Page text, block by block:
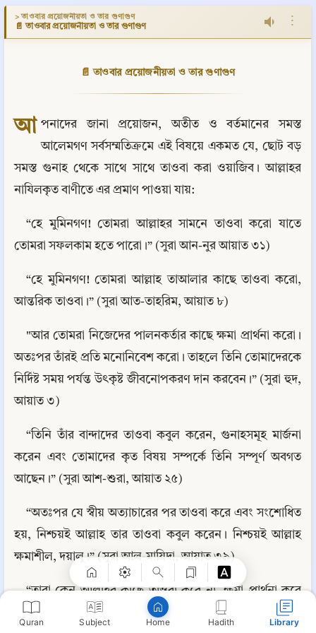
Quran Subject Home Hadith Library
> তাওবার প্রয়োজনীয়তা ও তার গুণাগুণ
📄 তাওবার প্রয়োজনীয়তা ও তার গুণাগুণ ⋮
📄 তাওবার প্রয়োজনীয়তা ও তার গুণাগুণ
আ পনাদের জানা প্রয়োজন, অতীত ও বর্তমানের সমস্ত
আলেমগণ সর্বসম্মতিক্রমে এই বিষয়ে একমত যে, ছোট বড়
সমস্ত গুনাহ থেকে সাথে সাথে তাওবা করা ওয়াজিব। আল্লাহর
নাযিলকৃত বাণীতে এর প্রমাণ পাওয়া যায়:
“হে মুমিনগণ! তোমরা আল্লাহর সামনে তাওবা করো যাতে
তোমরা সফলকাম হতে পারো।” (সুরা আন-নুর আয়াত ৩১)
“হে মুমিনগণ! তোমরা আল্লাহ তাআলার কাছে তাওবা করো,
আন্তরিক তাওবা।” (সুরা আত-তাহরিম, আয়াত ৮)
"আর তোমরা নিজেদের পালনকর্তার কাছে ক্ষমা প্রার্থনা করো।
অতঃপর তাঁরই প্রতি মনোনিবেশ করো। তাহলে তিনি তোমাদেরকে
নির্দিষ্ট সময় পর্যন্ত উৎকৃষ্ট জীবনোপকরণ দান করবেন।” (সুরা হুদ,
আয়াত ৩)
“তিনি তাঁর বান্দাদের তাওবা কবুল করেন, গুনাহসমূহ মার্জনা
করেন এবং তোমাদের কৃত বিষয় সম্পর্কে তিনি সম্পূর্ণ অবগত
আছেন।” (সুরা আশ-শুরা, আয়াত ২৫)
“অতঃপর যে স্বীয় অত্যাচারের পর তাওবা করে এবং সংশোধিত
হয়, নিশ্চয়ই আল্লাহ তার তাওবা কবুল করেন। নিশ্চয়ই আল্লাহ
ক্ষমাশীল, দয়ালু।” (সুরা আল-মায়িদা, আয়াত ৩৯)
“তারা কেন আল্লাহর কাছে তাওবা করে না, ক্ষমা প্রার্থনা করে
না? আল্লাহ তো ক্ষমাশীল, দয়ালু।” (সুরা আল-মায়িদা, আয়াত ৭৪)